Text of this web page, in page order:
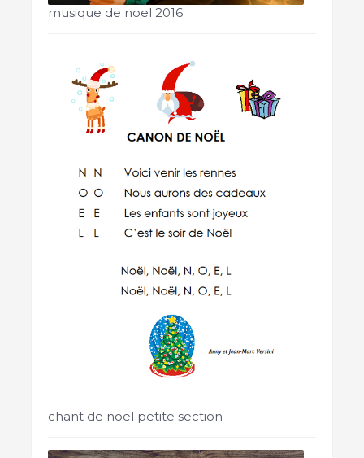
musique de noel 2016
chant de noel petite section